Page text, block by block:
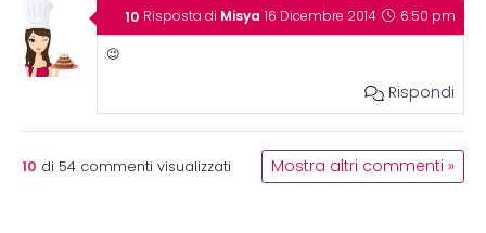
Risposta di Misya 16 Dicembre 2014 6:50 pm
😉
Rispondi
10 di 54 commenti visualizzati Mostra altri commenti »